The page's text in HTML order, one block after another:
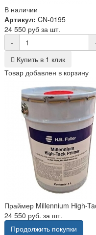
В наличии
Артикул: CN-0195
24 550 руб за шт.
-
Купить в 1 клик
Товар добавлен в корзину
Праймер Millennium High-
24 550 руб. за шт.
Продолжить покупки